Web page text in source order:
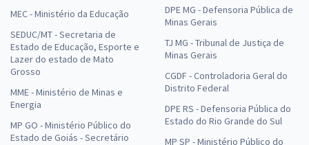
MEC - Ministério da Educação
SEDUC/MT - Secretaria de
Estado de Educação, Esporte e
Lazer do estado de Mato
Grosso
MME - Ministério de Minas e
Energia
MP GO - Ministério Público do
Estado de Goiás - Secretário
DPE MG - Defensoria Pública de
Minas Gerais
TJ MG - Tribunal de Justiça de
Minas Gerais
CGDF - Controladoria Geral do
Distrito Federal
DPE RS - Defensoria Pública do
Estado do Rio Grande do Sul
MP SP - Ministério Público do